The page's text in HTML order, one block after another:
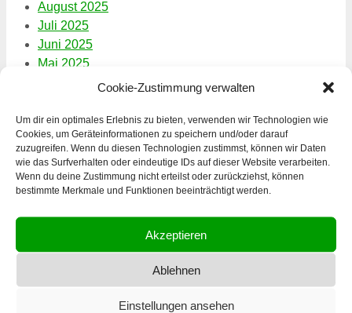
Cookie-Zustimmung verwalten
Um dir ein optimales Erlebnis zu bieten, verwenden wir Technologien wie
Cookies, um Geräteinformationen zu speichern und/oder darauf
zuzugreifen. Wenn du diesen Technologien zustimmst, können wir Daten
wie das Surfverhalten oder eindeutige IDs auf dieser Website verarbeiten.
Wenn du deine Zustimmung nicht erteilst oder zurückziehst, können
bestimmte Merkmale und Funktionen beeinträchtigt werden.
Akzeptieren
Ablehnen
Einstellungen ansehen
August 2025
Juli 2025
Juni 2025
Mai 2025
Februar 2025
Januar 2025
Dezember 2024
November 2024
Oktober 2024
August 2024
Juni 2024
April 2024